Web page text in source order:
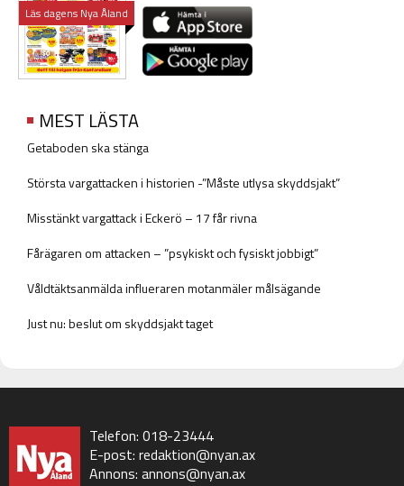
Läs dagens Nya Åland
MEST LÄSTA
Getaboden ska stänga
Största vargattacken i historien -”Måste utlysa skyddsjakt”
Misstänkt vargattack i Eckerö – 17 får rivna
Fårägaren om attacken – ”psykiskt och fysiskt jobbigt”
Våldtäktsanmälda influeraren motanmäler målsägande
Just nu: beslut om skyddsjakt taget
Telefon: 018-23444
E-post: redaktion@nyan.ax
Annons: annons@nyan.ax